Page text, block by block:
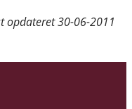
opdateret30-06-2011